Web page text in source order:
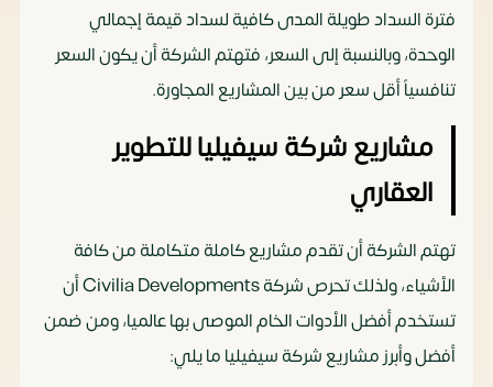
فترة السداد طويلة المدى كافية لسداد قيمة إجمالي
الوحدة، وبالنسبة إلى السعر، فتهتم الشركة أن يكون السعر
تنافسياً أقل سعر من بين المشاريع المجاورة.
مشاريع شركة سيفيليا للتطوير
العقاري
تهتم الشركة أن تقدم مشاريع كاملة متكاملة من كافة
الأشياء، ولذلك تحرص شركة Civilia Developments أن
تستخدم أفضل الأدوات الخام الموصى بها عالميا، ومن ضمن
أفضل وأبرز مشاريع شركة سيفيليا ما يلي: